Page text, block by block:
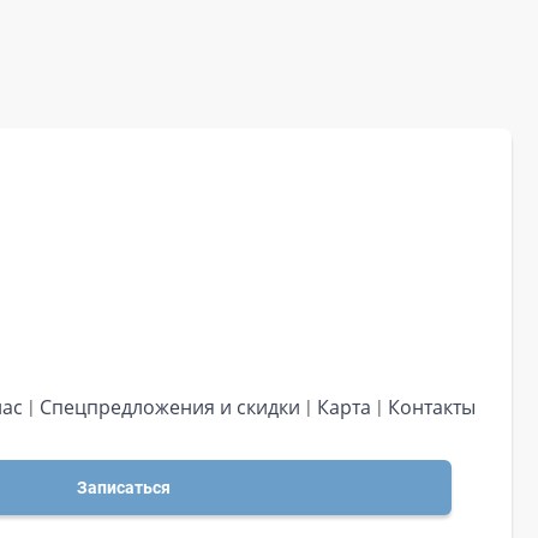
Спецпредложения и скидки Карта Контакты
Записаться